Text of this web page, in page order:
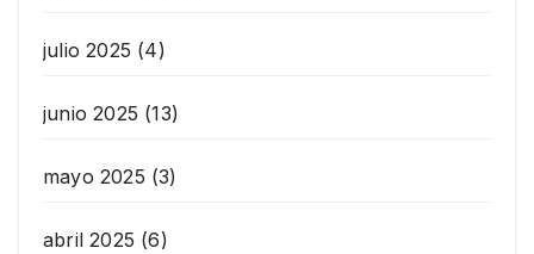
julio 2025 (4)
junio 2025 (13)
mayo 2025 (3)
abril 2025 (6)